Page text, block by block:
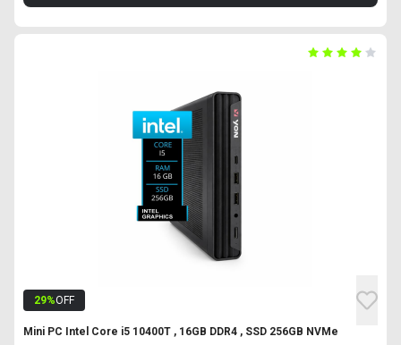
29%OFF
Mini PC Intel Core i5 10400T , 16GB DDR4 , SSD 256GB NVMe